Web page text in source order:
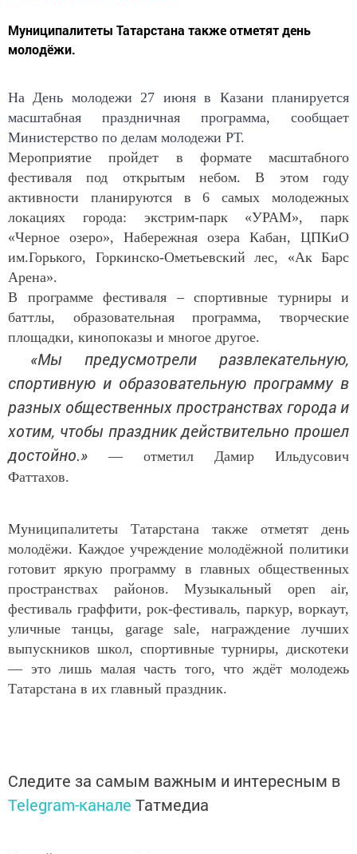
Муниципалитеты Татарстана также отметят день
молодёжи.
На День молодежи 27 июня в Казани планируется
масштабная праздничная программа, сообщает
Министерство по делам молодежи РТ.
Мероприятие пройдет в формате масштабного
фестиваля под открытым небом. В этом году
активности планируются в 6 самых молодежных
локациях города: экстрим-парк «УРАМ», парк
«Черное озеро», Набережная озера Кабан, ЦПКиО
им.Горького, Горкинско-Ометьевский лес, «Ак Барс
Арена».
В программе фестиваля – спортивные турниры и
баттлы, образовательная программа, творческие
площадки, кинопоказы и многое другое.
«Мы предусмотрели развлекательную,
спортивную и образовательную программу в
разных общественных пространствах города и
хотим, чтобы праздник действительно прошел
достойно.» — отметил Дамир Ильдусович
Фаттахов.
Муниципалитеты Татарстана также отметят день
молодёжи. Каждое учреждение молодёжной политики
готовит яркую программу в главных общественных
пространствах районов. Музыкальный open air,
фестиваль граффити, рок-фестиваль, паркур, воркаут,
уличные танцы, garage sale, награждение лучших
выпускников школ, спортивные турниры, дискотеки
— это лишь малая часть того, что ждёт молодежь
Татарстана в их главный праздник.
Следите за самым важным и интересным в
Telegram-канале Татмедиа